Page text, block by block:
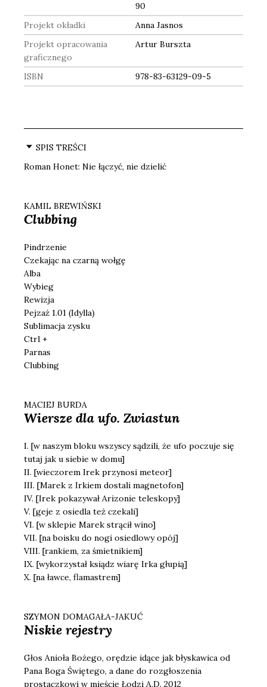
90
Projekt okładki
Anna Jasnos
Projekt opracowania
graficznego
Artur Burszta
ISBN 978-83-63129-09-5
SPIS TREŚCI
Roman Honet: Nie łączyć, nie dzielić
KAMIL BREWIŃSKI
Clubbing
Pindrzenie
Czekając na czarną wołgę
Alba
Wybieg
Rewizja
Pejzaż 1.01 (Idylla)
Sublimacja zysku
Ctrl +
Parnas
Clubbing
MACIEJ BURDA
Wiersze dla ufo. Zwiastun
I. [w naszym bloku wszyscy sądzili, że ufo poczuje się
tutaj jak u siebie w domu]
II. [wieczorem Irek przynosi meteor]
III. [Marek z Irkiem dostali magnetofon]
IV. [Irek pokazywał Arizonie teleskopy]
V. [geje z osiedla też czekali]
VI. [w sklepie Marek strącił wino]
VII. [na boisku do nogi osiedlowy opój]
VIII. [rankiem, za śmietnikiem]
IX. [wykorzystał ksiądz wiarę Irka głupią]
X. [na ławce, flamastrem]
SZYMON DOMAGAŁA-JAKUĆ
Niskie rejestry
Głos Anioła Bożego, orędzie idące jak błyskawica od
Pana Boga Świętego, a dane do rozgłoszenia
prostaczkowi w mieście Łodzi A.D. 2012